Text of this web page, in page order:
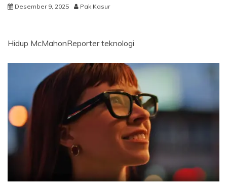
Desember 9, 2025 Pak Kasur
Hidup McMahonReporter teknologi